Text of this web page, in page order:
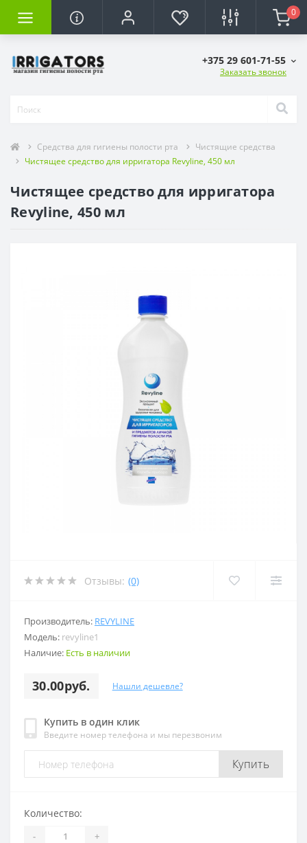
0
+375 29 601-71-55
Заказать звонок
Средства для гигиены полости рта
Чистящие средства
Чистящее средство для ирригатора Revyline, 450 мл
Чистящее средство для ирригатора
Revyline, 450 мл
Отзывы: (0)
Производитель: REVYLINE
Модель: revyline1
Наличие: Есть в наличии
30.00руб. Нашли дешевле?
Купить в один клик
Введите номер телефона и мы перезвоним
Купить
Количество:
- +